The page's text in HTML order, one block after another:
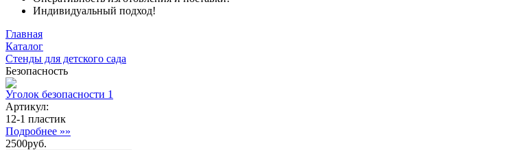
Индивидуальный подход!
Главная
Каталог
Стенды для детского сада
Безопасность
Уголок безопасности 1
Артикул:
12-1 пластик
Подробнее »»
2500руб.